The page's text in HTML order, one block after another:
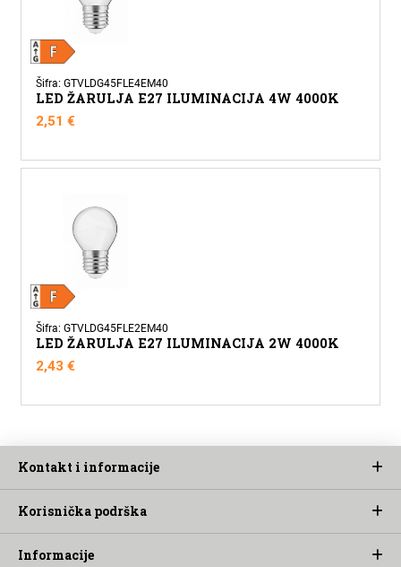
Šifra: GTVLDG45FLE4EM40
LED ŽARULJA E27 ILUMINACIJA 4W 4000K
2,51€
Šifra: GTVLDG45FLE2EM40
LED ŽARULJA E27 ILUMINACIJA 2W 4000K
2,43€
Kontakt i informacije
Korisnička podrška
Informacije